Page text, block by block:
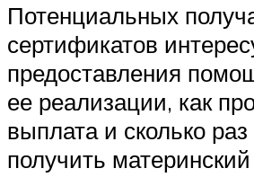
Потенциальных
сертификатов
предоставления
ее реализации, как
выплата и сколько
получить